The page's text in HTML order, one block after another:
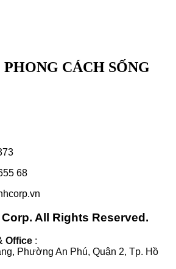
CÁCH SỐNG
68
All Rights Reserved.
Office :
Phường An Phú, Quận 2, Tp. Hồ